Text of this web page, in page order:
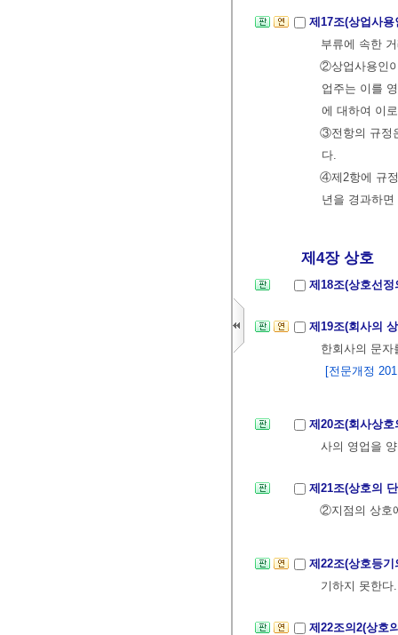
제17조(상업사
부류에 속한
②상업사용인
업주는 이를
에 대하여 이
③전항의 규정
다.
④제2항에 규
년을 경과하
제4장 상호
제18조(상호선
제19조(회사의
한회사의 문자
[전문개정
제20조(회사상
사의 영업을
제21조(상호의
②지점의 상호
제22조(상호등
기하지 못한
제22조의2(상호